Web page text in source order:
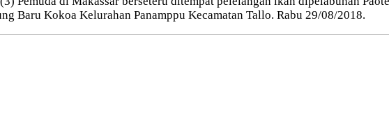
Baru Kokoa Kelurahan Panamppu Kecamatan Tallo. Rabu 29/08/2018.